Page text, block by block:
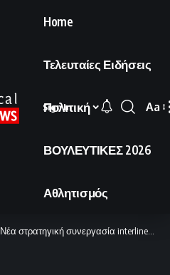
Home
Τελευταίες Ειδήσεις
Πολιτική
ΒΟΥΛΕΥΤΙΚΕΣ 2026
Αθλητισμός
Sign In
Font
Aa
Νέα στρατηγική συνεργασία interline μεταξύ Cyprus Airways και flydubai